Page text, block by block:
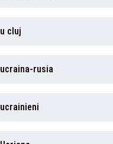
u cluj
ucraina-rusia
ucrainieni